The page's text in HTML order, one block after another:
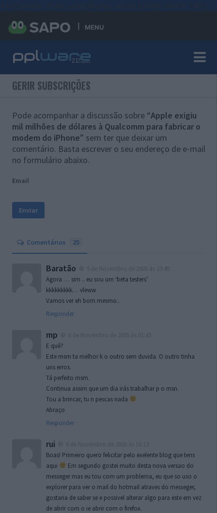
MENU
GERIR SUBSCRIÇÕES
Pode acompanhar a discussão sobre “Apple exigiu
mil milhões de dólares à Qualcomm para fabricar o
modem do iPhone” sem ter que deixar um
comentário. Basta escrever o seu endereço de e-mail
no formulário abaixo.
Email
Comentários 25
Baratão
Agora … sim .. eu sou um ‘beta testers’
kkkkkkkkk… vleww
Vamos ver eh bom mesmo..
Responder
mp
E quê?
Este msm ta melhor k o outro sem duvida. O outro tinha
uns erros.
Tá perfeito msm.
Continua assim que um dia irás trabalhar p o msn.
Tou a brincar, tu n pescas nada
Abraço
Responder
rui
Boas! Primeiro quero felicitar pelo exelente blog que tens
aqui
Em segundo gostei muito desta nova versao do
messeger mas eu tou com um problema, eu que so uso o
explorer para ver o mail do hotmail atraves do messeger,
gostaria de saber se e possivel alterar algo para este em vez
de abrir com o ie abrir com o firefox.